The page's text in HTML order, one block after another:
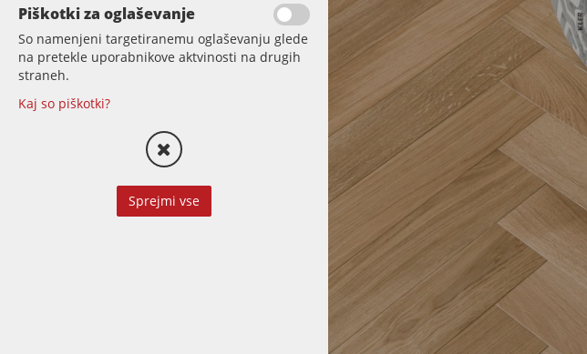
VOGART
KAZCKAN
Piškotki za oglaševanje
So namenjeni targetiranemu oglaševanju glede
na pretekle uporabnikove aktvinosti na drugih
straneh.
Kaj so piškotki?
Sprejmi vse